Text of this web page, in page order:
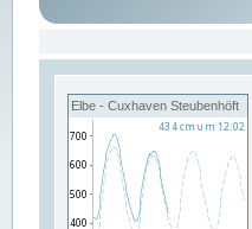
Elbe - Cuxhaven Steubenhöft